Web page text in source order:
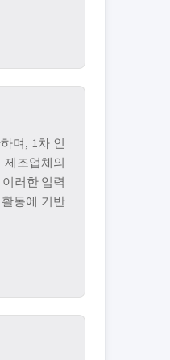
며, 1차 인
조업체의
러한 입력
동에 기반